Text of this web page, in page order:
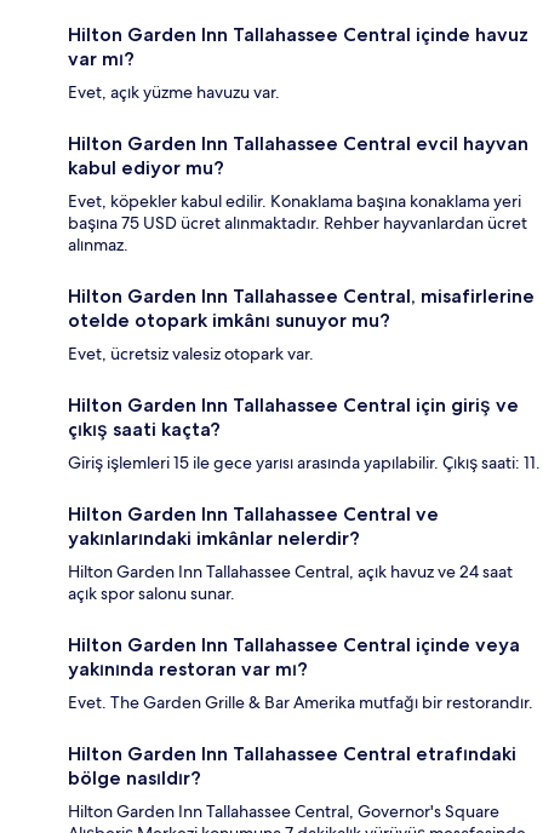
Hilton Garden Inn Tallahassee Central içinde havuz
var mı?
Evet, açık yüzme havuzu var.
Hilton Garden Inn Tallahassee Central evcil hayvan
kabul ediyor mu?
Evet, köpekler kabul edilir. Konaklama başına konaklama yeri
başına 75 USD ücret alınmaktadır. Rehber hayvanlardan ücret
alınmaz.
Hilton Garden Inn Tallahassee Central, misafirlerine
otelde otopark imkânı sunuyor mu?
Evet, ücretsiz valesiz otopark var.
Hilton Garden Inn Tallahassee Central için giriş ve
çıkış saati kaçta?
Giriş işlemleri 15 ile gece yarısı arasında yapılabilir. Çıkış saati: 11.
Hilton Garden Inn Tallahassee Central ve
yakınlarındaki imkânlar nelerdir?
Hilton Garden Inn Tallahassee Central, açık havuz ve 24 saat
açık spor salonu sunar.
Hilton Garden Inn Tallahassee Central içinde veya
yakınında restoran var mı?
Evet. The Garden Grille & Bar Amerika mutfağı bir restorandır.
Hilton Garden Inn Tallahassee Central etrafındaki
bölge nasıldır?
Hilton Garden Inn Tallahassee Central, Governor's Square